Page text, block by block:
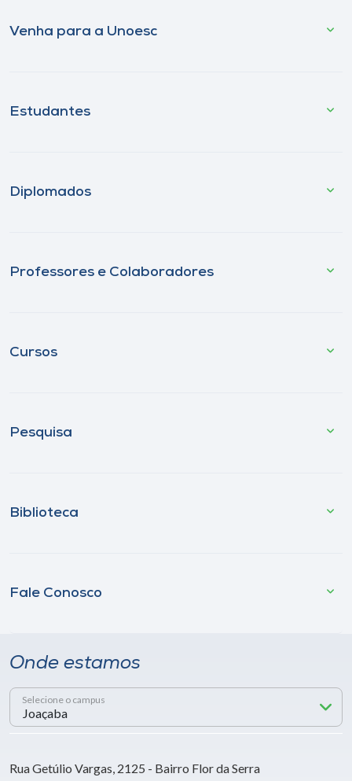
Venha para a Unoesc
Estudantes
Diplomados
Professores e Colaboradores
Cursos
Pesquisa
Biblioteca
Fale Conosco
Onde estamos
Selecione o campus
Rua Getúlio Vargas, 2125 - Bairro Flor da Serra